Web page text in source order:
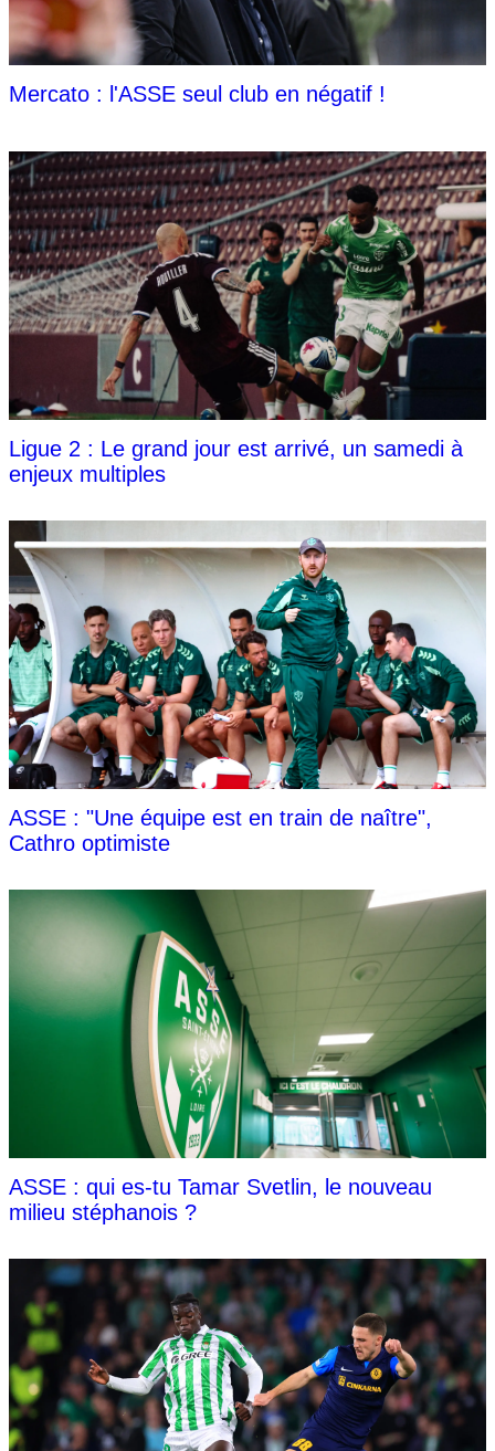
Mercato : l'ASSE seul club en négatif !
Ligue 2 : Le grand jour est arrivé, un samedi à
enjeux multiples
ASSE : "Une équipe est en train de naître",
Cathro optimiste
ASSE : qui es-tu Tamar Svetlin, le nouveau
milieu stéphanois ?